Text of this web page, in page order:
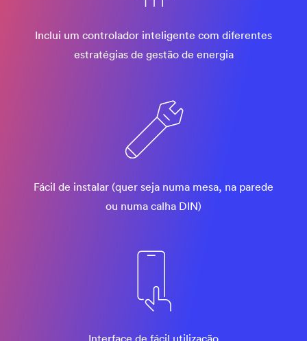
Inclui um controlador inteligente com diferentes
estratégias de gestão de energia
Fácil de instalar (quer seja numa mesa, na parede
ou numa calha DIN)
Interface de fácil utilização